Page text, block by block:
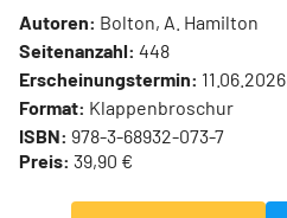
Autoren: Bolton, A. Hamilton
Seitenanzahl: 448
Erscheinungstermin: 11.06.2026
Format: Klappenbroschur
ISBN: 978-3-68932-073-7
Preis: 39,90 €